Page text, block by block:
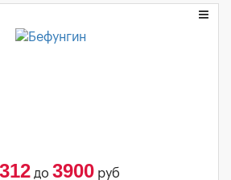
312 до 3900 руб